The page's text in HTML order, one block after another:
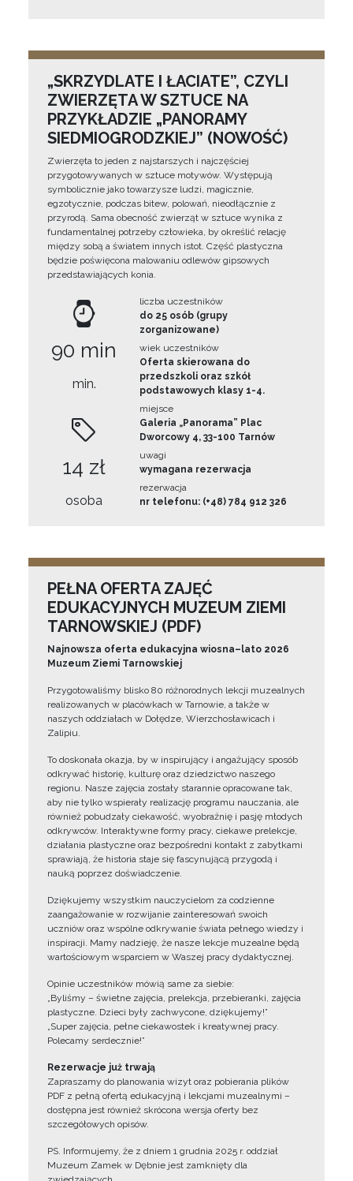
„SKRZYDLATE I ŁACIATE”, CZYLI
ZWIERZĘTA W SZTUCE NA
PRZYKŁADZIE „PANORAMY
SIEDMIOGRODZKIEJ” (NOWOŚĆ)
Zwierzęta to jeden z najstarszych i najczęściej
przygotowywanych w sztuce motywów. Występują
symbolicznie jako towarzysze ludzi, magicznie,
egzotycznie, podczas bitew, polowań, nieodłącznie z
przyrodą. Sama obecność zwierząt w sztuce wynika z
fundamentalnej potrzeby człowieka, by określić relację
między sobą a światem innych istot. Część plastyczna
będzie poświęcona malowaniu odlewów gipsowych
przedstawiających konia.
90 min
min.
14 zł
osoba
liczba uczestników
do 25 osób (grupy
zorganizowane)
wiek uczestników
Oferta skierowana do
przedszkoli oraz szkół
podstawowych klasy 1-4.
miejsce
Galeria „Panorama” Plac
Dworcowy 4, 33-100 Tarnów
uwagi
wymagana rezerwacja
rezerwacja
nr telefonu: (+48) 784 912 326
PEŁNA OFERTA ZAJĘĆ
EDUKACYJNYCH MUZEUM ZIEMI
TARNOWSKIEJ (PDF)
Najnowsza oferta edukacyjna wiosna–lato 2026
Muzeum Ziemi Tarnowskiej
Przygotowaliśmy blisko 80 różnorodnych lekcji muzealnych
realizowanych w placówkach w Tarnowie, a także w
naszych oddziałach w Dołędze, Wierzchosławicach i
Zalipiu.
To doskonała okazja, by w inspirujący i angażujący sposób
odkrywać historię, kulturę oraz dziedzictwo naszego
regionu. Nasze zajęcia zostały starannie opracowane tak,
aby nie tylko wspierały realizację programu nauczania, ale
również pobudzały ciekawość, wyobraźnię i pasję młodych
odkrywców. Interaktywne formy pracy, ciekawe prelekcje,
działania plastyczne oraz bezpośredni kontakt z zabytkami
sprawiają, że historia staje się fascynującą przygodą i
nauką poprzez doświadczenie.
Dziękujemy wszystkim nauczycielom za codzienne
zaangażowanie w rozwijanie zainteresowań swoich
uczniów oraz wspólne odkrywanie świata pełnego wiedzy i
inspiracji. Mamy nadzieję, że nasze lekcje muzealne będą
wartościowym wsparciem w Waszej pracy dydaktycznej.
Opinie uczestników mówią same za siebie:
„Byliśmy – świetne zajęcia, prelekcja, przebieranki, zajęcia
plastyczne. Dzieci były zachwycone, dziękujemy!”
„Super zajęcia, pełne ciekawostek i kreatywnej pracy.
Polecamy serdecznie!”
Rezerwacje już trwają
Zapraszamy do planowania wizyt oraz pobierania plików
PDF z pełną ofertą edukacyjną i lekcjami muzealnymi –
dostępna jest również skrócona wersja oferty bez
szczegółowych opisów.
PS. Informujemy, że z dniem 1 grudnia 2025 r. oddział
Muzeum Zamek w Dębnie jest zamknięty dla